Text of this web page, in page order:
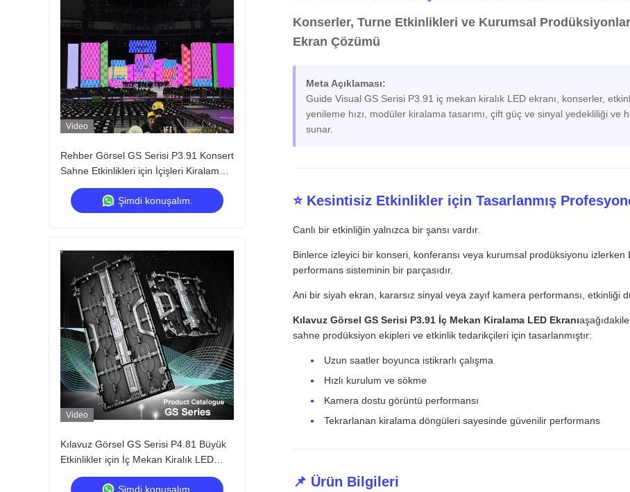
Video
Rehber Görsel GS Serisi P3.91 Konsert
Sahne Etkinlikleri için İçişleri Kiralama
LED Ekranı, 7680Hz Çift Yedekleme
Hızlı Kilit
Şimdi konuşalım.
Video
Kılavuz Görsel GS Serisi P4.81 Büyük
Etkinlikler için İç Mekan Kiralık LED
Ekran, Uygun Maliyetli 7680Hz CE
Şimdi konuşalım.
Konserler, Turne Etkinlikleri ve Kurumsal
Ekran Çözümü
Meta Açıklaması:
Guide Visual GS Serisi P3.91 iç mekan kiralık LED ekranı, konserler,
yenileme hızı, modüler kiralama tasarımı, çift güç ve sinyal yedekliliği ve
sunar.
⭐ Kesintisiz Etkinlikler için Tasarlanmış
Canlı bir etkinliğin yalnızca bir şansı vardır.
Binlerce izleyici bir konseri, konferansı veya kurumsal prodüksiyonu izlerken
performans sisteminin bir parçasıdır.
Ani bir siyah ekran, kararsız sinyal veya zayıf kamera performansı, etkinliği
Kılavuz Görsel GS Serisi P3.91 İç Mekan Kiralama LED Ekranı
sahne prodüksiyon ekipleri ve etkinlik tedarikçileri için tasarlanmıştır:
Uzun saatler boyunca istikrarlı çalışma
Hızlı kurulum ve sökme
Kamera dostu görüntü performansı
Tekrarlanan kiralama döngüleri sayesinde güvenilir performans
📌 Ürün Bilgileri